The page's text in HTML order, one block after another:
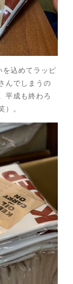
込めてラッピ
んでしまうの
平成も終わろ
。